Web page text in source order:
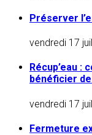
Préserver
vendredi 17
Récup’eau :
bénéficier de
vendredi 17
Fermeture